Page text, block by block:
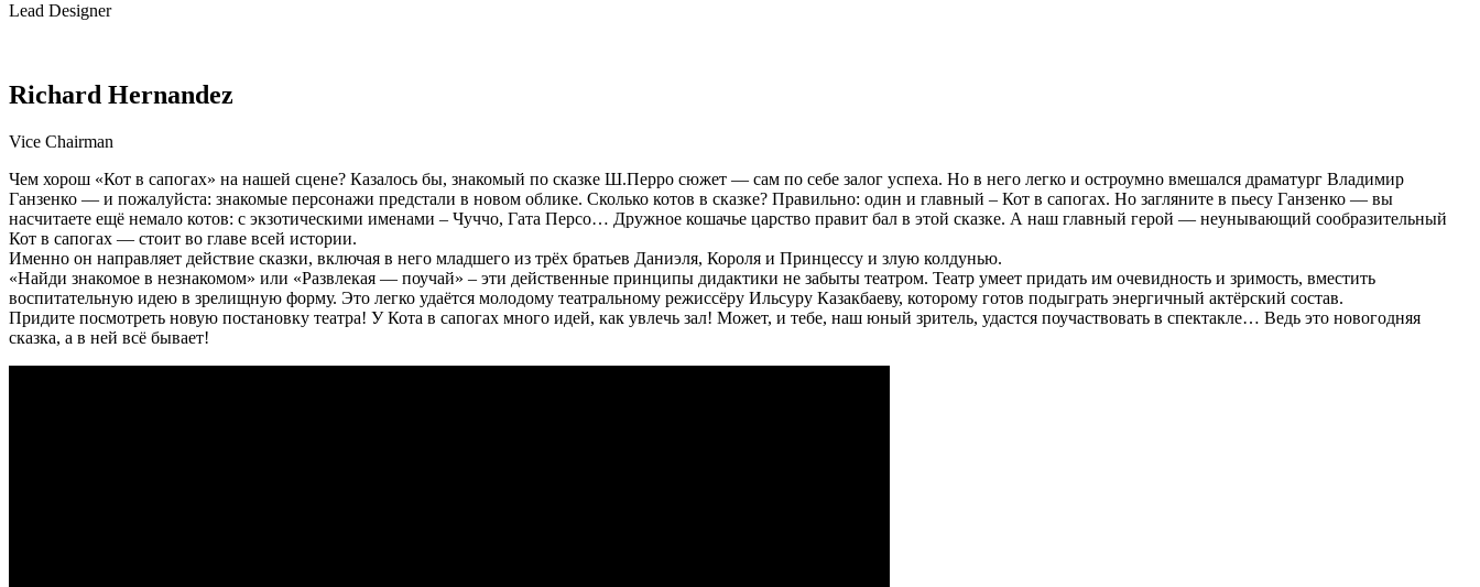
Lead Designer
Richard Hernandez
Vice Chairman
Чем хорош «Кот в сапогах» на нашей сцене? Казалось бы, знакомый по сказке Ш.Перро сюжет — сам по себе залог успеха. Но в него легко и остроумно вмешался драматург Владимир
Ганзенко — и пожалуйста: знакомые персонажи предстали в новом облике. Сколько котов в сказке? Правильно: один и главный – Кот в сапогах. Но загляните в пьесу Ганзенко — вы
насчитаете ещё немало котов: с экзотическими именами – Чуччо, Гата Персо… Дружное кошачье царство правит бал в этой сказке. А наш главный герой — неунывающий сообразительный
Кот в сапогах — стоит во главе всей истории.
Именно он направляет действие сказки, включая в него младшего из трёх братьев Даниэля, Короля и Принцессу и злую колдунью.
«Найди знакомое в незнакомом» или «Развлекая — поучай» – эти действенные принципы дидактики не забыты театром. Театр умеет придать им очевидность и зримость, вместить
воспитательную идею в зрелищную форму. Это легко удаётся молодому театральному режиссёру Ильсуру Казакбаеву, которому готов подыграть энергичный актёрский состав.
Придите посмотреть новую постановку театра! У Кота в сапогах много идей, как увлечь зал! Может, и тебе, наш юный зритель, удастся поучаствовать в спектакле… Ведь это новогодняя
сказка, а в ней всё бывает!